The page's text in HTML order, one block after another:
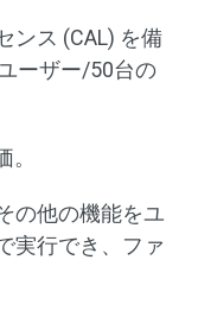
ンス (CAL) を備
ーザー/50台の
の他の機能をユ
実行でき、ファ